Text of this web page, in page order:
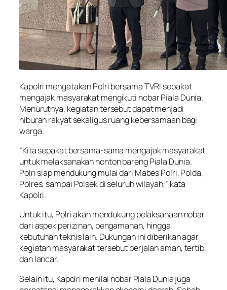
Kapolri mengatakan Polri bersama TVRI sepakat
mengajak masyarakat mengikuti nobar Piala Dunia.
Menurutnya, kegiatan tersebut dapat menjadi
hiburan rakyat sekaligus ruang kebersamaan bagi
warga.
“Kita sepakat bersama-sama mengajak masyarakat
untuk melaksanakan nonton bareng Piala Dunia.
Polri siap mendukung mulai dari Mabes Polri, Polda,
Polres, sampai Polsek di seluruh wilayah,” kata
Kapolri.
Untuk itu, Polri akan mendukung pelaksanaan nobar
dari aspek perizinan, pengamanan, hingga
kebutuhan teknis lain. Dukungan ini diberikan agar
kegiatan masyarakat tersebut berjalan aman, tertib,
dan lancar.
Selain itu, Kapolri menilai nobar Piala Dunia juga